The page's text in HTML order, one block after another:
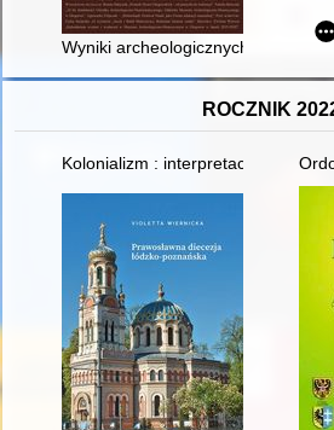
Wyniki archeologicznych badań
ROCZNIK
Kolonializm : interpretacje i